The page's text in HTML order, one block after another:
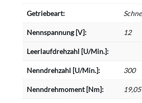
Getriebeart:
Nennspannung [V]: 12
Leerlaufdrehzahl [U/Min.]:
Nenndrehzahl [U/Min.]: 300
Nenndrehmoment [Nm]: 19,05